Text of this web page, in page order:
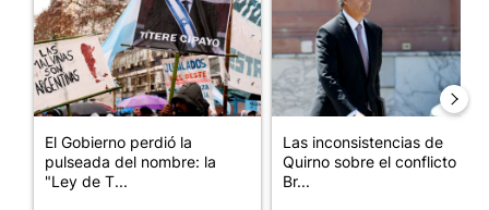
El Gobierno perdió la
pulseada del nombre: la
"Ley de T...
Las inconsistencias de
Quirno sobre el conflicto con
Br...